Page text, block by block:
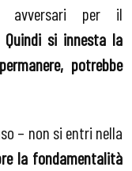
avversari per il
Quindi si innesta la
potrebbe
– non si entri nella
la fondamentalità